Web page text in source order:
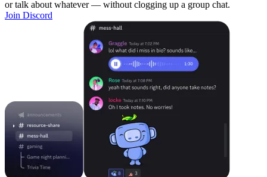
or talk about whatever — without clogging up a group chat.
Join Discord